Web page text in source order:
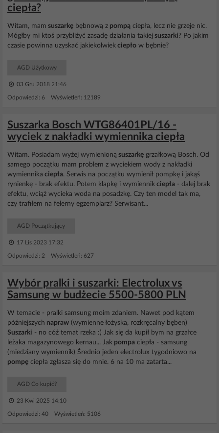
ciepła?
Witam, mam suszarkę bębnową z pompą ciepła, lecz nie grzeje nic.
Mógłby mi ktoś przybliżyć zasadę działania takiej suszarki? Po jakim
czasie powinna uzyskać jakiekolwiek ciepło w bębnie?
AGD Użytkowy
03 Gru 2018 21:46
Odpowiedzi: 6 Wyświetleń: 12189
Suszarka Bosch WTG86401PL/16 -
wyciek z nakładki wymiennika ciepła
Witam. Posiadam wyżej wymienioną suszarkę grzałkową Bosch. Od
samego początku mam problem z wyciekiem wody z nakładki
wymiennika ciepła. Serwis na początku wymienił pompkę i jakąś
rynienkę - brak efektu. Potem klapkę i wymiennik ciepła - dalej brak
efektu, wciąż wycieka woda na posadzkę. Czy ten model tak ma,
czy trafiłem na felerny egzemplarz? Serwisant...
AGD Początkujący
17 Lis 2023 17:32
Odpowiedzi: 2 Wyświetleń: 627
Wybór pralki i suszarki: Electrolux vs
Samsung w budżecie 5500-5800 PLN
W temacie - pralki samsung moim zdaniem. Nawet pod kątem
późniejszych napraw (wymienne łożyska, rozkręcalny bęben)
Suszarki - no cóż temat rzeka :) Jak się da kupił bym na grzałce
leżaka magazynowego kernau... Jak pompa ciepła - samsung
(miedziany wymiennik) Średnio jeden electrolux tygodniowo na
pompę ciepła zgłasza się do mnie. 6 na 10 ma zatarta...
AGD Co kupić?
23 Kwi 2025 14:10
Odpowiedzi: 40 Wyświetleń: 5106